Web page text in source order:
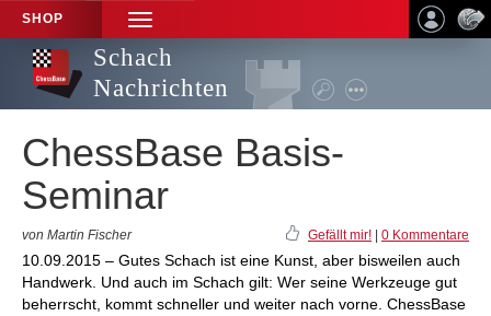
SHOP
TOGGLE
NAVIGATION
Schach
Nachrichten
ChessBase Basis-
Seminar
von Martin Fischer Gefällt mir! 0 Kommentare
10.09.2015 – Gutes Schach ist eine Kunst, aber bisweilen auch
Handwerk. Und auch im Schach gilt: Wer seine Werkzeuge gut
beherrscht, kommt schneller und weiter nach vorne. ChessBase